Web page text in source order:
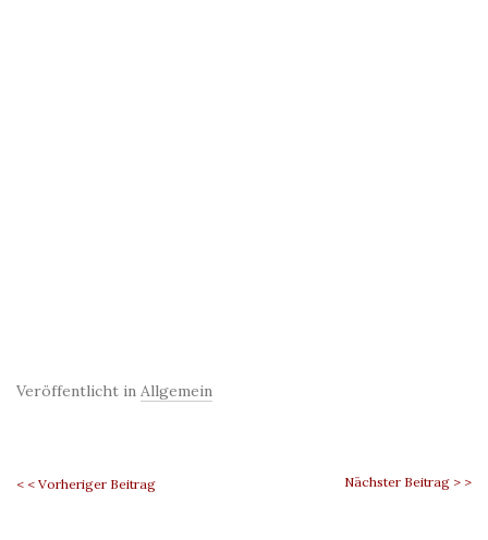
Veröffentlicht in Allgemein
< < Vorheriger Beitrag Nächster Beitrag > >